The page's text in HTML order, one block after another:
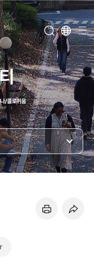
/콜로퀴움